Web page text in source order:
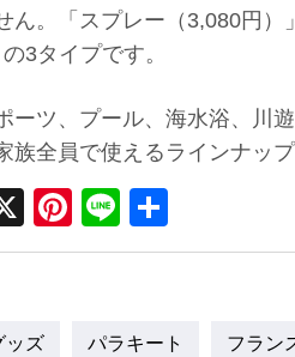
ん。「スプレー（3,080円）
3タイプです。
ツ、プール、海水浴、川
全員で使えるラインナップ
X Pinterest
LineShare
ッズ パラキート フラン